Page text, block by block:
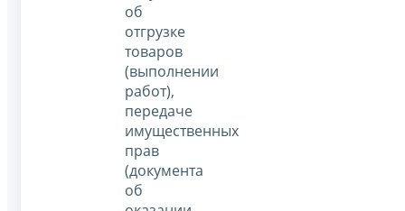
об
отгрузке
товаров
(выполнении
работ),
передаче
имущественных
прав
(документа
об